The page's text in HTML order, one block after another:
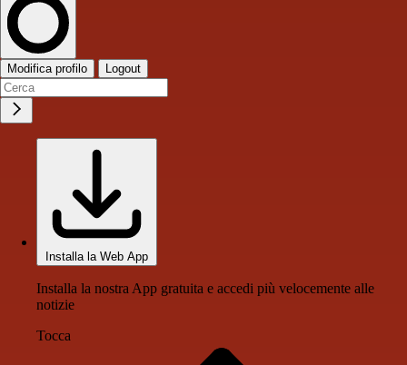
Modifica profilo Logout
Installa la Web App
Installa la nostra App gratuita e accedi più velocemente alle
notizie
Tocca